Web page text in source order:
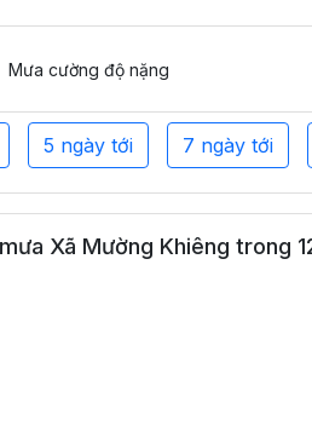
Mưa cường độ nặng
5 ngày tới 7 ngày tới
Xã Mường Khiêng trong